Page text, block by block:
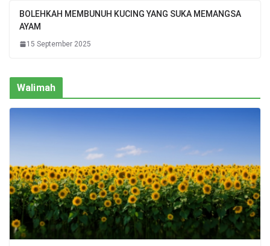
BOLEHKAH MEMBUNUH KUCING YANG SUKA MEMANGSA
AYAM
15 September 2025
Walimah